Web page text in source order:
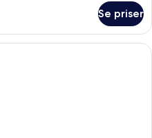
Se priser
Ett hotellrum med en stor säng, ett